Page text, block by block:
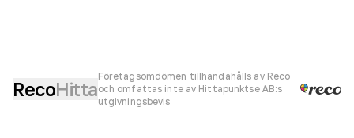
RecoHitta
Företagsomdömen tillhandahålls av Reco
och omfattas inte av Hittapunktse AB:s
utgivningsbevis